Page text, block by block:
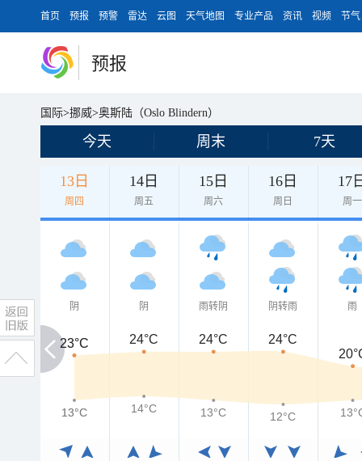
首页 预报 预警 雷达 云图 天气地图 专业产品 资讯 视频 节气
预报
国际>挪威>奥斯陆（Oslo Blindern）
今天 周末 7天
13日
周四
14日
周五
15日
周六
16日
周日
17
周一
阴 阴 雨转阴 阴转雨 雨
23°C
23°C 24°C 24°C 24°C
13°C
13°C 14°C 13°C 12°C